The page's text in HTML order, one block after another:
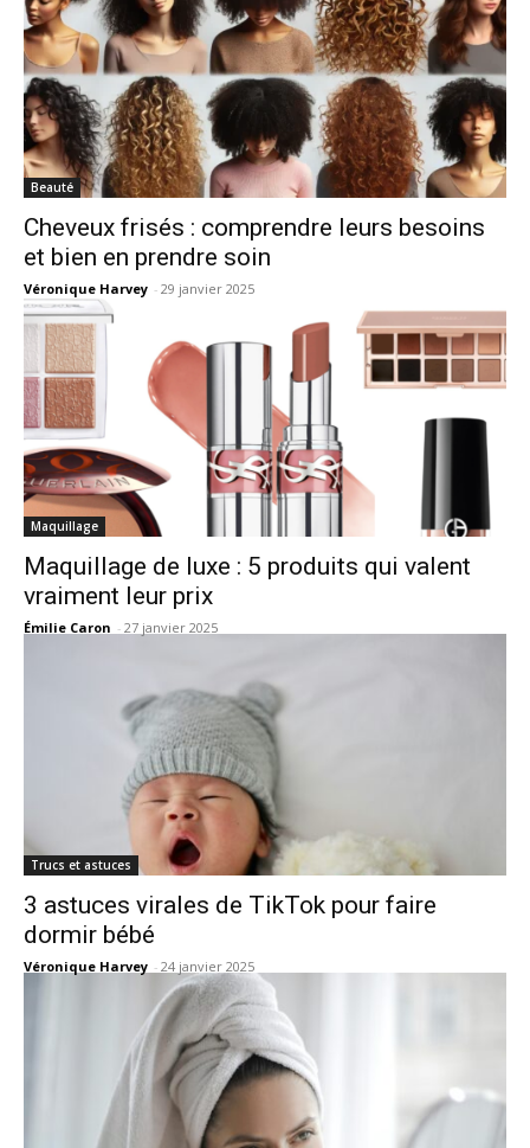
Beauté
Cheveux frisés : comprendre leurs besoins
et bien en prendre soin
Véronique Harvey - 29 janvier 2025
Maquillage
Maquillage de luxe : 5 produits qui valent
vraiment leur prix
Émilie Caron - 27 janvier 2025
Trucs et astuces
3 astuces virales de TikTok pour faire
dormir bébé
Véronique Harvey - 24 janvier 2025